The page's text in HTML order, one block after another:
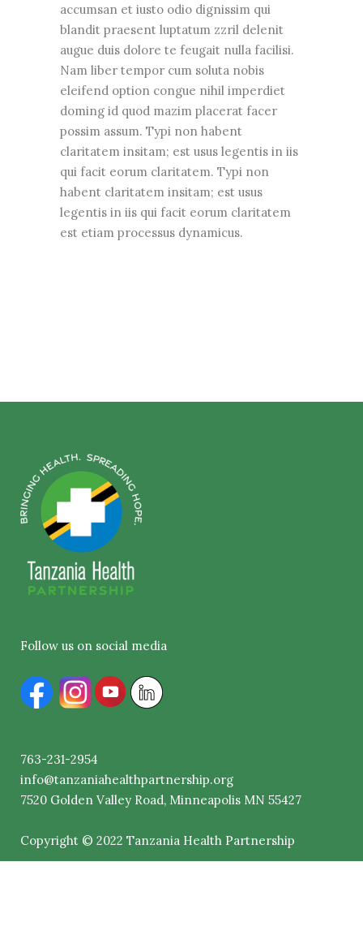
accumsan et iusto odio dignissim qui
blandit praesent luptatum zzril delenit
augue duis dolore te feugait nulla facilisi.
Nam liber tempor cum soluta nobis
eleifend option congue nihil imperdiet
doming id quod mazim placerat facer
possim assum. Typi non habent
claritatem insitam; est usus legentis in iis
qui facit eorum claritatem. Typi non
habent claritatem insitam; est usus
legentis in iis qui facit eorum claritatem
est etiam processus dynamicus.
Follow us on social media
763-231-2954
info@tanzaniahealthpartnership.org
7520 Golden Valley Road, Minneapolis MN 55427
Copyright © 2022 Tanzania Health Partnership